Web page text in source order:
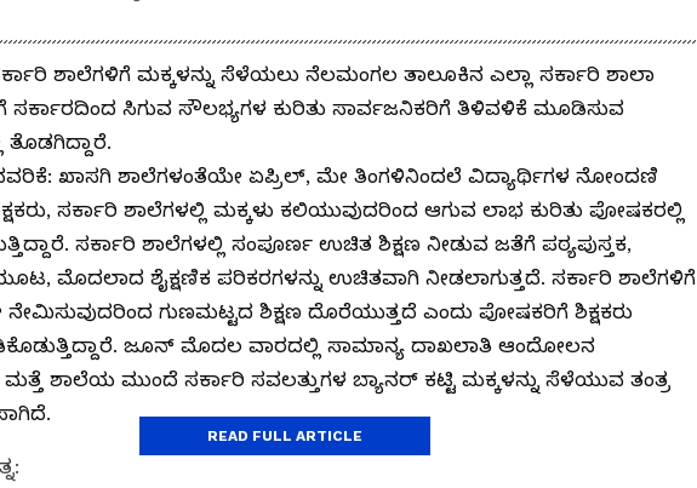
ಶಾಲೆಗಳಿಗೆ ಮಕ್ಕಳನ್ನು ಸೆಳೆಯಲು ನೆಲಮಂಗಲ ತಾಲೂಕಿನ ಎಲ್ಲಾ ಸರ್ಕಾರಿ ಶಾಲಾ
ಸರ್ಕಾರದಿಂದ ಸಿಗುವ ಸೌಲಭ್ಯಗಳ ಕುರಿತು ಸಾರ್ವಜನಿಕರಿಗೆ ತಿಳಿವಳಿಕೆ ಮೂಡಿಸುವ
ಖಾಸಗಿ ಶಾಲೆಗಳಂತೆಯೇ ಏಪ್ರಿಲ್, ಮೇ ತಿಂಗಳಿನಿಂದಲೆ ವಿದ್ಯಾರ್ಥಿಗಳ ನೋಂದಣಿ
ಸರ್ಕಾರಿ ಶಾಲೆಗಳಲ್ಲಿ ಮಕ್ಕಳು ಕಲಿಯುವುದರಿಂದ ಆಗುವ ಲಾಭ ಕುರಿತು ಪೋಷಕರಲ್ಲಿ
ಸರ್ಕಾರಿ ಶಾಲೆಗಳಲ್ಲಿ ಸಂಪೂರ್ಣ ಉಚಿತ ಶಿಕ್ಷಣ ನೀಡುವ ಜತೆಗೆ ಪಠ್ಯಪುಸ್ತಕ,
ಮೊದಲಾದ ಶೈಕ್ಷಣಿಕ ಪರಿಕರಗಳನ್ನು ಉಚಿತವಾಗಿ ನೀಡಲಾಗುತ್ತದೆ. ಸರ್ಕಾರಿ ಶಾಲೆಗಳಿಗೆ
ನೇಮಿಸುವುದರಿಂದ ಗುಣಮಟ್ಟದ ಶಿಕ್ಷಣ ದೊರೆಯುತ್ತದೆ ಎಂದು ಪೋಷಕರಿಗೆ ಶಿಕ್ಷಕರು
ಜೂನ್ ಮೊದಲ ವಾರದಲ್ಲಿ ಸಾಮಾನ್ಯ ದಾಖಲಾತಿ ಆಂದೋಲನ
ಮತ್ತೆ ಶಾಲೆಯ ಮುಂದೆ ಸರ್ಕಾರಿ ಸವಲತ್ತುಗಳ ಬ್ಯಾನರ್‌ ಕಟ್ಟಿ ಮಕ್ಕಳನ್ನು ಸೆಳೆಯುವ ತಂತ್ರ
READ FULL ARTICLE